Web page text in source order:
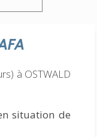
à OSTWALD
situation de